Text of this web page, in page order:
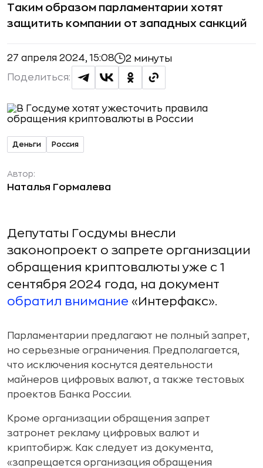
Таким образом парламентарии хотят
защитить компании от западных санкций
27 апреля 2024, 15:08 2 минуты
Поделиться:
Деньги Россия
Автор:
Наталья Гормалева
Депутаты Госдумы внесли
законопроект о запрете организации
обращения криптовалюты уже с 1
сентября 2024 года, на документ
обратил внимание «Интерфакс».
Парламентарии предлагают не полный запрет,
но серьезные ограничения. Предполагается,
что исключения коснутся деятельности
майнеров цифровых валют, а также тестовых
проектов Банка России.
Кроме организации обращения запрет
затронет рекламу цифровых валют и
криптобирж. Как следует из документа,
«запрещается организация обращения